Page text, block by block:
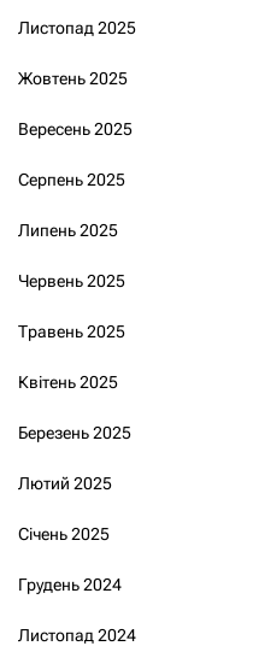
Листопад 2025
Жовтень 2025
Вересень 2025
Серпень 2025
Липень 2025
Червень 2025
Травень 2025
Квітень 2025
Березень 2025
Лютий 2025
Січень 2025
Грудень 2024
Листопад 2024